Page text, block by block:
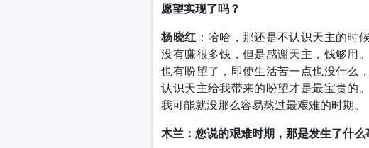
愿望实现了吗？
杨晓红 ：哈哈，那还是不认识天主的时
没有赚很多钱，但是感谢天主，钱够用
也有盼望了，即使生活苦一点也没什么
认识天主给我带来的盼望才是最宝贵的
我可能就没那么容易熬过最艰难的时期。
木兰：您说的艰难时期，那是发生了什么